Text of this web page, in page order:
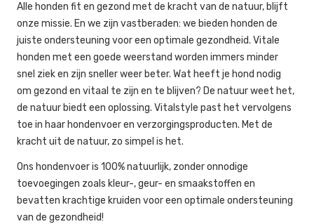
Alle honden fit en gezond met de kracht van de natuur, blijft
onze missie. En we zijn vastberaden: we bieden honden de
juiste ondersteuning voor een optimale gezondheid. Vitale
honden met een goede weerstand worden immers minder
snel ziek en zijn sneller weer beter. Wat heeft je hond nodig
om gezond en vitaal te zijn en te blijven? De natuur weet het,
de natuur biedt een oplossing. Vitalstyle past het vervolgens
toe in haar hondenvoer en verzorgingsproducten. Met de
kracht uit de natuur, zo simpel is het.
Ons hondenvoer is 100% natuurlijk, zonder onnodige
toevoegingen zoals kleur-, geur- en smaakstoffen en
bevatten krachtige kruiden voor een optimale ondersteuning
van de gezondheid!